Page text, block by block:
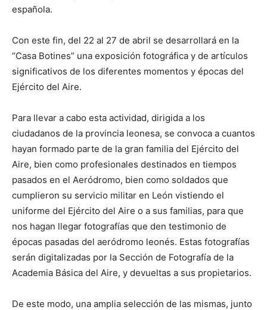
española.
Con este fin, del 22 al 27 de abril se desarrollará en la
“Casa Botines” una exposición fotográfica y de artículos
significativos de los diferentes momentos y épocas del
Ejército del Aire.
Para llevar a cabo esta actividad, dirigida a los
ciudadanos de la provincia leonesa, se convoca a cuantos
hayan formado parte de la gran familia del Ejército del
Aire, bien como profesionales destinados en tiempos
pasados en el Aeródromo, bien como soldados que
cumplieron su servicio militar en León vistiendo el
uniforme del Ejército del Aire o a sus familias, para que
nos hagan llegar fotografías que den testimonio de
épocas pasadas del aeródromo leonés. Estas fotografías
serán digitalizadas por la Sección de Fotografía de la
Academia Básica del Aire, y devueltas a sus propietarios.
De este modo, una amplia selección de las mismas, junto